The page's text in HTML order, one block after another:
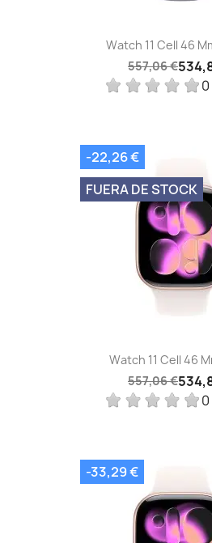
Watch 11 Cell 46
557,06 €
Watch 11 Cell 46
557,06 €
-22,26 €
FUERA DE STOCK
-33,29 €